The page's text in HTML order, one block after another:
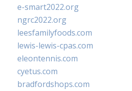
e-smart2022.org
ngrc2022.org
leesfamilyfoods.com
lewis-lewis-cpas.com
eleontennis.com
cyetus.com
bradfordshops.com